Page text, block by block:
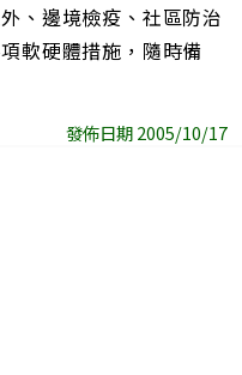
、邊境檢疫、社區防治
軟硬體措施，隨時備
發佈日期 2005/10/17